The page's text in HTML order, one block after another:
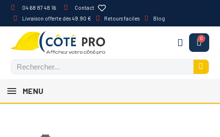
04 68 87 48 16
Contact
Livraison offerte dès 49.90 €
Retours faciles Blog
MENU